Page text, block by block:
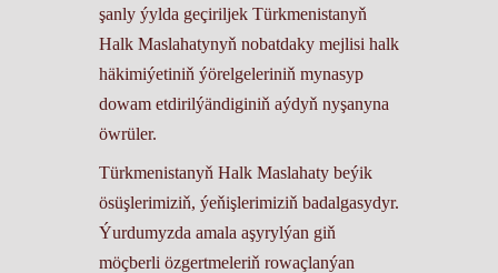
şanly ýylda geçiriljek Türkmenistanyň
Halk Maslahatynyň nobatdaky mejlisi halk
häkimiýetiniň ýörelgeleriniň mynasyp
dowam etdirilýändiginiň aýdyň nyşanyna
öwrüler.
Türkmenistanyň Halk Maslahaty beýik
ösüşlerimiziň, ýeňişlerimiziň badalgasydyr.
Ýurdumyzda amala aşyrylýan giň
möçberli özgertmeleriň rowaçlanýan